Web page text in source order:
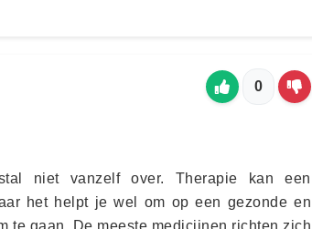
0
niet vanzelf over. Therapie kan een
het helpt je wel om op een gezonde en
te gaan. De meeste medicijnen richten zich